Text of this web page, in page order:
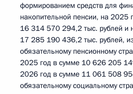
формированием средств для
накопительной пенсии, на 2025
16 314 570 294,2 тыс. рублей и
17 285 190 436,2 тыс. рублей,
обязательному пенсионному
2025 год в сумме 10 626 205
2026 год в сумме 11 061 508
обязательному социальному